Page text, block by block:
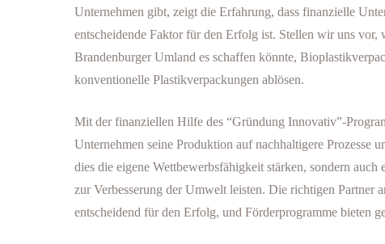
Unternehmen gibt, zeigt die Erfahrung, dass finanzielle
entscheidende Faktor für den Erfolg ist. Stellen wir uns vor,
Brandenburger Umland es schaffen könnte,
konventionelle Plastikverpackungen ablösen.
Mit der finanziellen Hilfe des “Gründung Innovativ”-
Unternehmen seine Produktion auf nachhaltigere Prozesse
dies die eigene Wettbewerbsfähigkeit stärken, sondern auch
zur Verbesserung der Umwelt leisten. Die richtigen Partner
entscheidend für den Erfolg, und Förderprogramme bieten